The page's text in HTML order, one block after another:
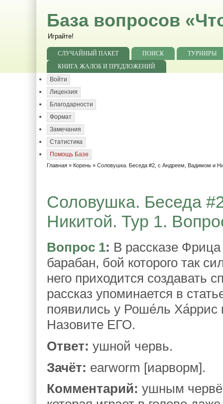
База вопросов
Играйте!
СЛУЧАЙНЫЙ ПАКЕТ ПОИСК
ТУРНИРЫ
КНИГА ЖАЛОБ И ПРЕДЛОЖЕНИЙ
Войти
Лицензия
Благодарности
Формат
Замечания
Статистика
Помощь Базе
Главная » Корень » Соловушка. Беседа #2, с Андреем, Вадимом и
Соловушка. Беседа
Никитой. Тур 1.
Вопрос 1: В рассказе
барабан, бой которого так
него приходится создавать
рассказ упоминается в
появились у Роше́ль Ха́ррис
Назовите ЕГО.
Ответ: ушной червь.
Зачёт: earworm [иарворм].
Комментарий: ушным